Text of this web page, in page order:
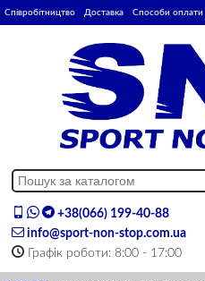
Співробітництво Доставка Способи оплати
+38(066) 199-40-88
info@sport-non-stop.com.ua
Графік роботи: 8:00 - 17:00